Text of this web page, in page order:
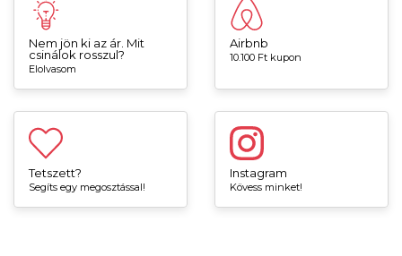
Nem jön ki az ár. Mit
csinálok rosszul?
Elolvasom
Airbnb
10.100 Ft kupon
Tetszett?
Segíts egy megosztással!
Instagram
Kövess minket!